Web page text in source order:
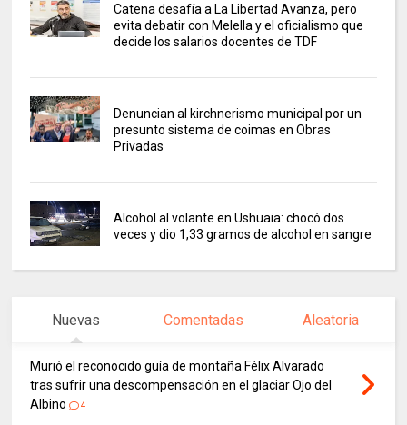
Catena desafía a La Libertad Avanza, pero
evita debatir con Melella y el oficialismo que
decide los salarios docentes de TDF
Denuncian al kirchnerismo municipal por un
presunto sistema de coimas en Obras
Privadas
Alcohol al volante en Ushuaia: chocó dos
veces y dio 1,33 gramos de alcohol en sangre
Nuevas Comentadas Aleatoria
Murió el reconocido guía de montaña Félix Alvarado
tras sufrir una descompensación en el glaciar Ojo del
Albino
4